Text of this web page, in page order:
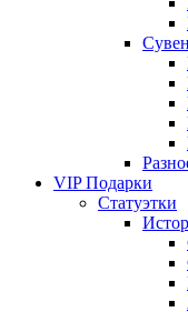
VIP Подарки
Статуэтки